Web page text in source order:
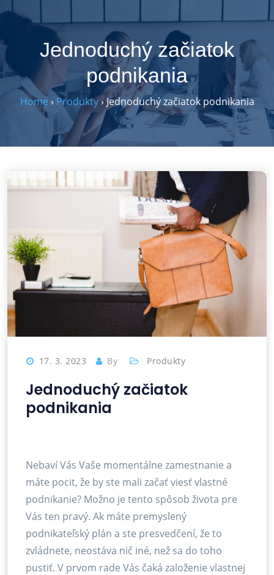
Skip
content
Jednoduchý začiatok
podnikania
Home › Produkty› Jednoduchý začiatok podnikania
17. 3. 2023 By Produkty
Jednoduchý začiatok
podnikania
Nebaví Vás Vaše momentálne zamestnanie a
máte pocit, že by ste mali začať viesť vlastné
podnikanie? Možno je tento spôsob života pre
Vás ten pravý. Ak máte premyslený
podnikateľský plán a ste presvedčení, že to
zvládnete, neostáva nič iné, než sa do toho
pustiť. V prvom rade Vás čaká založenie vlastnej